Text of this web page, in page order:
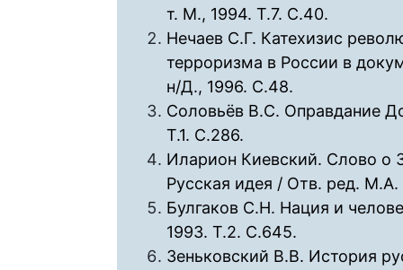
т. М., 1994. Т.7. С.40.
Нечаев С.Г. Катехизис
терроризма в России в
н/Д., 1996. С.48.
Соловьёв В.С. Оправдание
Т.1. С.286.
Иларион Киевский. Слово о
Русская идея / Отв. ред.
Булгаков С.Н. Нация и
1993. Т.2. С.645.
Зеньковский В.В. История